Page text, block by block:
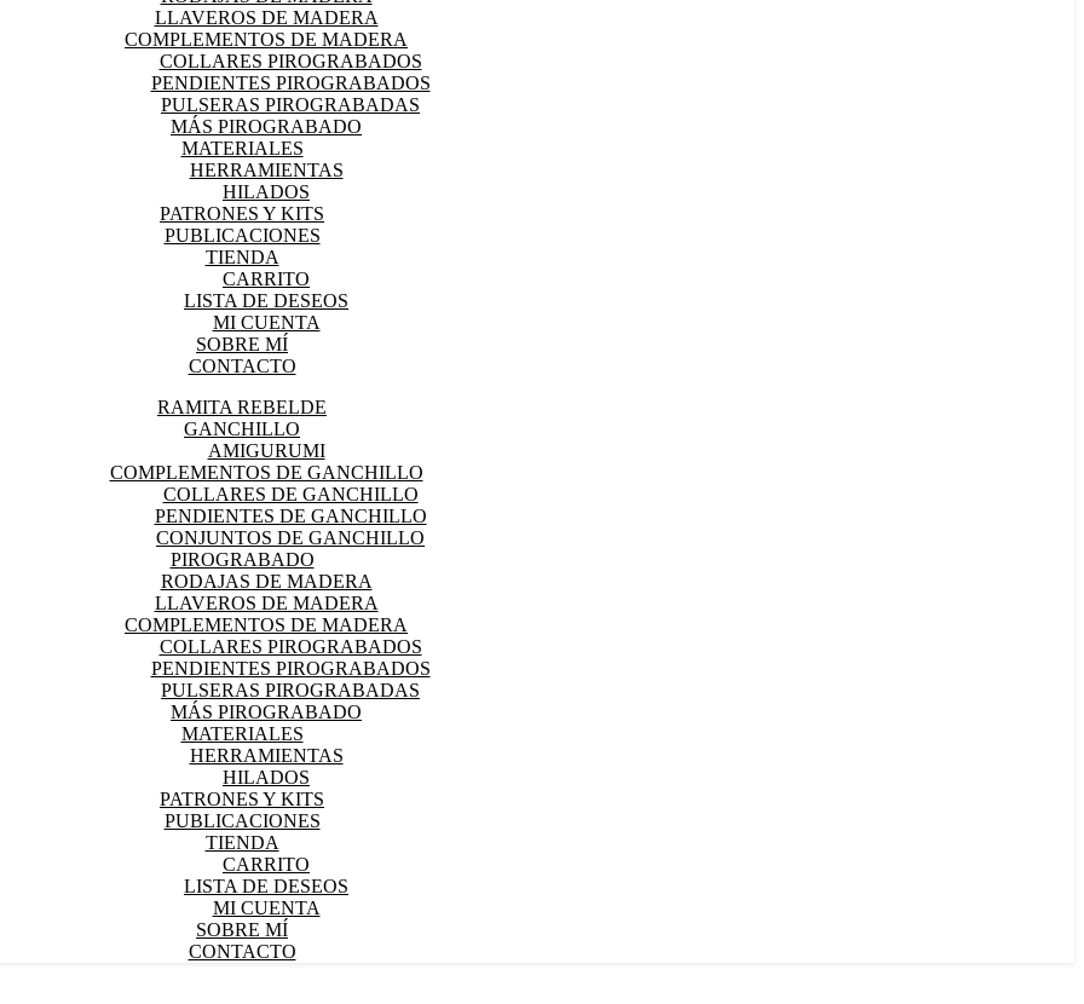
LLAVEROS DE MADERA
COMPLEMENTOS DE MADERA
COLLARES PIROGRABADOS
PENDIENTES PIROGRABADOS
PULSERAS PIROGRABADAS
MÁS PIROGRABADO
MATERIALES
HERRAMIENTAS
HILADOS
PATRONES Y KITS
PUBLICACIONES
TIENDA
CARRITO
LISTA DE DESEOS
MI CUENTA
SOBRE MÍ
CONTACTO
RAMITA REBELDE
GANCHILLO
AMIGURUMI
COMPLEMENTOS DE GANCHILLO
COLLARES DE GANCHILLO
PENDIENTES DE GANCHILLO
CONJUNTOS DE GANCHILLO
PIROGRABADO
RODAJAS DE MADERA
LLAVEROS DE MADERA
COMPLEMENTOS DE MADERA
COLLARES PIROGRABADOS
PENDIENTES PIROGRABADOS
PULSERAS PIROGRABADAS
MÁS PIROGRABADO
MATERIALES
HERRAMIENTAS
HILADOS
PATRONES Y KITS
PUBLICACIONES
TIENDA
CARRITO
LISTA DE DESEOS
MI CUENTA
SOBRE MÍ
CONTACTO